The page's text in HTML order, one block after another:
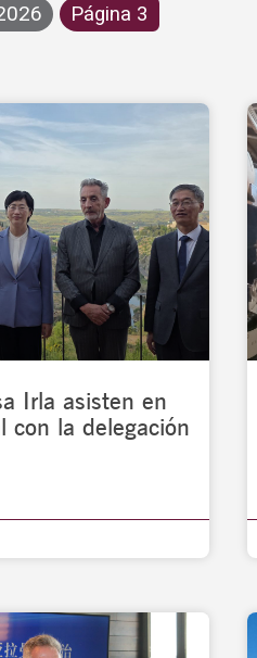
Página 3
Irla asisten en
con la delegación